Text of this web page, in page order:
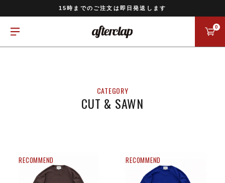
15時までのご注文は即日発送します
0
CUT & SAWN
RECOMMEND RECOMMEND